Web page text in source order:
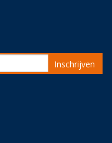
Inschrijven